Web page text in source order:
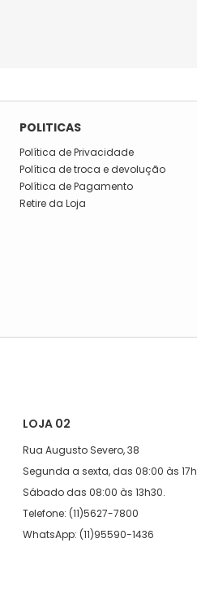
POLITICAS
Política de Privacidade
Política de troca e devolução
Política de Pagamento
Retire da Loja
LOJA 02
Rua Augusto Severo, 38
Segunda a sexta, das 08:00 às 17h
Sábado das 08:00 às 13h30.
Telefone: (11)5627-7800
WhatsApp: (11)95590-1436